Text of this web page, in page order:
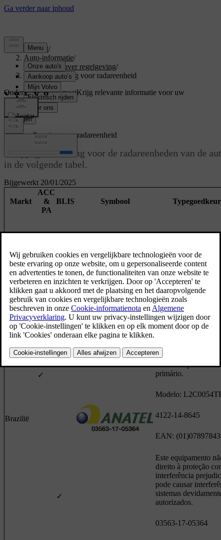
Support/
Auto-informatie/
Informatie over regelgeving/
Typegoedkeuring voor radareenheid
Ondersteuning op maatKrijg relevante informatie voor uw
specifieke auto.
Inloggen
Bijgewerkt 20/01/2025
Typegoedkeuring voor radareenheid
De typegoedkeuring voor de radareenheden van de
in de volgende tabel.
Markt
ACC
&
PA
BLIS Symbool
Botswana ✓
Brazilië
✓
Este equipamento
caráter secundário,
tem direito à
interferência
mesmo tipo, e não
causar interferência a
sistemas operando
primário.
Modelo:
4122-14-8645
EAN:
✓
Este equipamento
direito à proteção
interferência
pode causar
sistemas
autorizados.
03563-17-05364